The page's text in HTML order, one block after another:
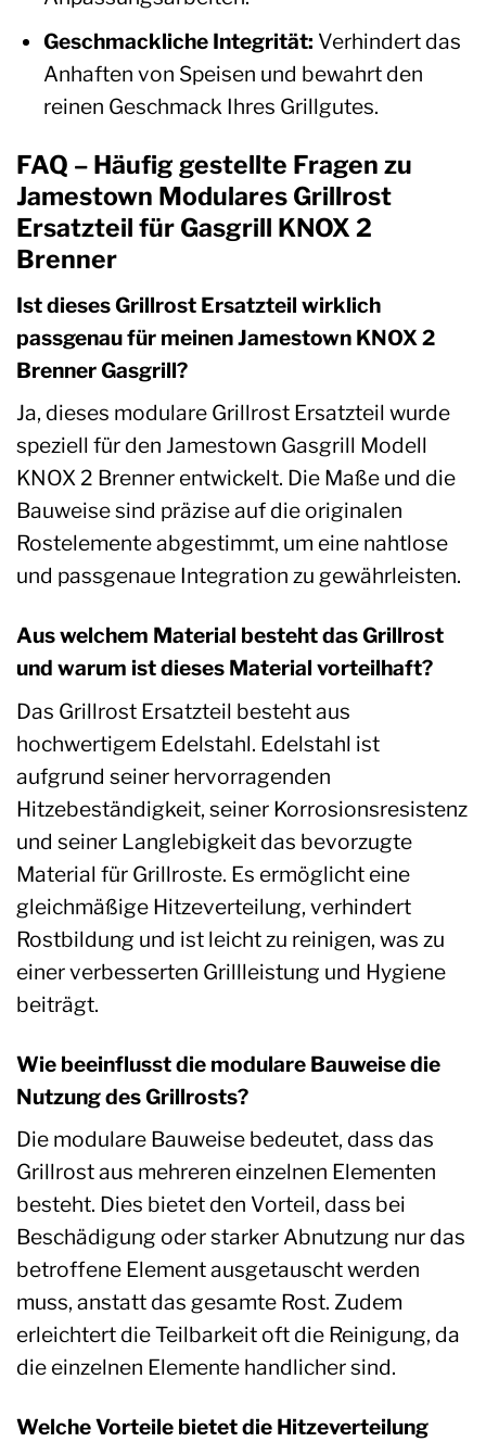
Geschmackliche Integrität: Verhindert das
Anhaften von Speisen und bewahrt den
reinen Geschmack Ihres Grillgutes.
FAQ – Häufig gestellte Fragen zu
Jamestown Modulares Grillrost
Ersatzteil für Gasgrill KNOX 2
Brenner
Ist dieses Grillrost Ersatzteil wirklich
passgenau für meinen Jamestown KNOX 2
Brenner Gasgrill?
Ja, dieses modulare Grillrost Ersatzteil wurde
speziell für den Jamestown Gasgrill Modell
KNOX 2 Brenner entwickelt. Die Maße und die
Bauweise sind präzise auf die originalen
Rostelemente abgestimmt, um eine nahtlose
und passgenaue Integration zu gewährleisten.
Aus welchem Material besteht das Grillrost
und warum ist dieses Material vorteilhaft?
Das Grillrost Ersatzteil besteht aus
hochwertigem Edelstahl. Edelstahl ist
aufgrund seiner hervorragenden
Hitzebeständigkeit, seiner Korrosionsresistenz
und seiner Langlebigkeit das bevorzugte
Material für Grillroste. Es ermöglicht eine
gleichmäßige Hitzeverteilung, verhindert
Rostbildung und ist leicht zu reinigen, was zu
einer verbesserten Grillleistung und Hygiene
beiträgt.
Wie beeinflusst die modulare Bauweise die
Nutzung des Grillrosts?
Die modulare Bauweise bedeutet, dass das
Grillrost aus mehreren einzelnen Elementen
besteht. Dies bietet den Vorteil, dass bei
Beschädigung oder starker Abnutzung nur das
betroffene Element ausgetauscht werden
muss, anstatt das gesamte Rost. Zudem
erleichtert die Teilbarkeit oft die Reinigung, da
die einzelnen Elemente handlicher sind.
Welche Vorteile bietet die Hitzeverteilung